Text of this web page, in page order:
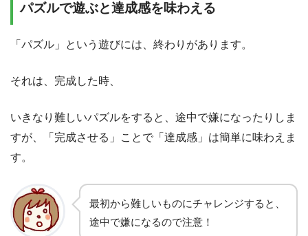
パズルで遊ぶと達成感を味わえる
「パズル」という遊びには、終わりがあります。
それは、完成した時、
いきなり難しいパズルをすると、途中で嫌になったりしま
すが、「完成させる」ことで「達成感」は簡単に味わえま
す。
最初から難しいものにチャレンジすると、
途中で嫌になるので注意！